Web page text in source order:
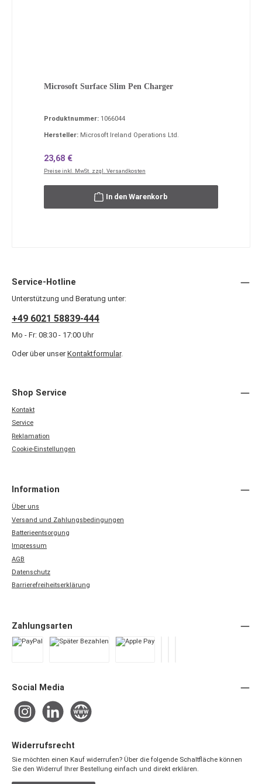
Microsoft Surface Slim Pen Charger
Produktnummer: 1066044
Hersteller: Microsoft Ireland Operations Ltd.
Regulärer Preis:
23,68 €
Preise inkl. MwSt. zzgl. Versandkosten
In den Warenkorb
Service-Hotline
Unterstützung und Beratung unter:
+49 6021 58839-444
Mo - Fr: 08:30 - 17:00 Uhr
Oder über unser Kontaktformular.
Shop Service
Kontakt
Service
Reklamation
Cookie-Einstellungen
Information
Über uns
Versand und Zahlungsbedingungen
Batterieentsorgung
Impressum
AGB
Datenschutz
Barrierefreiheitserklärung
Zahlungsarten
Social Media
InstagramLinkedIn Website
Widerrufsrecht
Sie möchten einen Kauf widerrufen? Über die folgende Schaltfläche können
Sie den Widerruf Ihrer Bestellung einfach und direkt erklären.